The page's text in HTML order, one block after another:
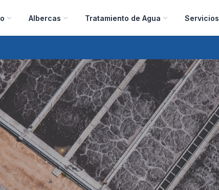
Albercas Tratamiento de Agua Servicios